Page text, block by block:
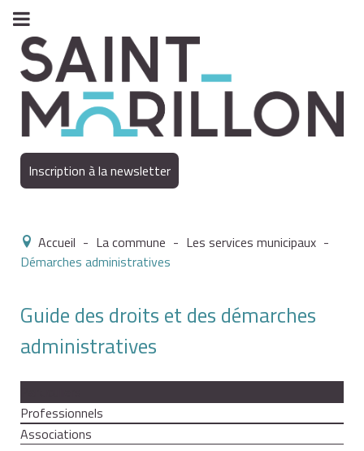
Inscription à la newsletter
Accueil - La commune - Les services municipaux -
Démarches administratives
Guide des droits et des démarches
administratives
Professionnels
Associations